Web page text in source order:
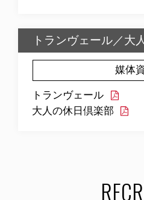
トランヴェール／大
媒体
トランヴェール
大人の休日倶楽部